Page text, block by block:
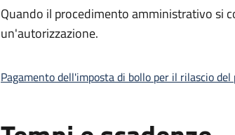
Quando il procedimento amministrativo si
un'autorizzazione.
Pagamento dell'imposta di bollo per il rilascio